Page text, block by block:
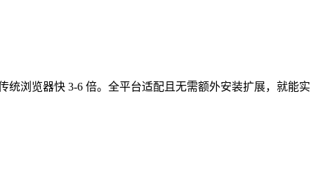
统浏览器快 3-6 倍。全平台适配且无需额外安装扩展，就能实